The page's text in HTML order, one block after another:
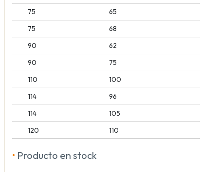
75
65
75
68
90
62
90
75
110
100
114
96
114
105
120
110
• Producto en stock